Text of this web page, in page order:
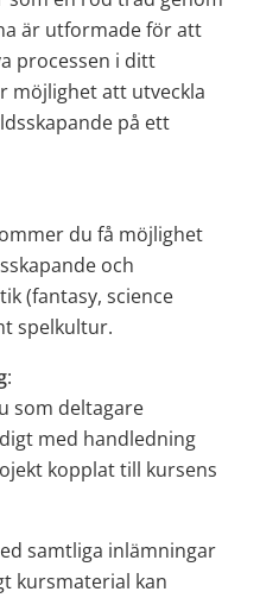
är utformade för att
processen i ditt
möjlighet att utveckla
på ett
du få möjlighet
och
(fantasy, science
spelkultur.
:
som deltagare
med handledning
kopplat till kursens
samtliga inlämningar
kursmaterial kan